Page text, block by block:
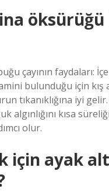
öksürüğü
çayının faydaları:
bulunduğu için kış
tıkanıklığına iyi
algınlığını kısa
olur.
için ayak